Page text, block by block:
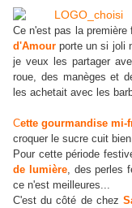
Ce n'est pas la
d'Amour porte un si joli
je veux les partager
roue, des manèges et
les achetait avec les
Cette gourmandise
croquer le sucre cuit
Pour cette période
de lumière, des perles
ce n'est meilleures...
C'est du côté de chez